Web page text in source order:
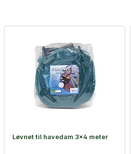
Løvnet til havedam 3x4 meter